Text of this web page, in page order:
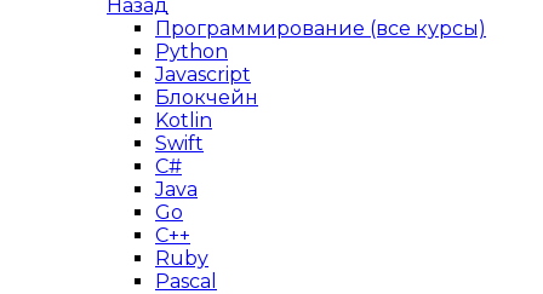
Назад
Программирование (все курсы)
Python
Javascript
Блокчейн
Kotlin
Swift
C#
Java
Go
C++
Ruby
Pascal